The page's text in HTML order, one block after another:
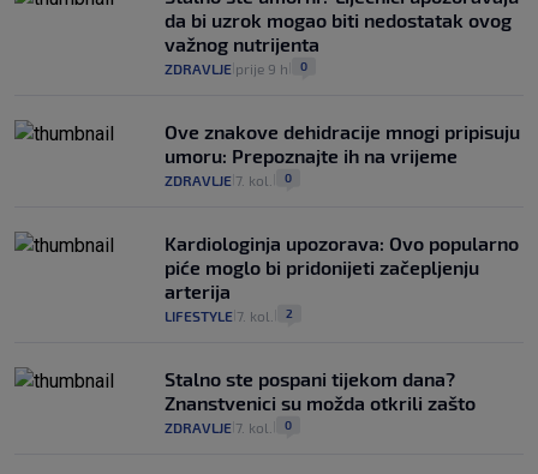
da bi uzrok mogao biti nedostatak ovog
važnog nutrijenta
ZDRAVLJE prije 9 h 0
Ove znakove dehidracije mnogi pripisuju
umoru: Prepoznajte ih na vrijeme
ZDRAVLJE 7. kol. 0
Kardiologinja upozorava: Ovo popularno
piće moglo bi pridonijeti začepljenju
arterija
LIFESTYLE 7. kol. 2
Stalno ste pospani tijekom dana?
Znanstvenici su možda otkrili zašto
ZDRAVLJE 7. kol. 0